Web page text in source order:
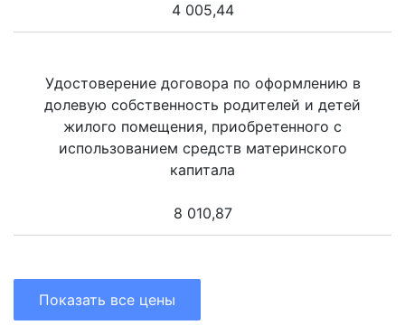
4 005,44
Удостоверение договора по оформлению в
долевую собственность родителей и детей
жилого помещения, приобретенного с
использованием средств материнского
капитала
8 010,87
Показать все цены